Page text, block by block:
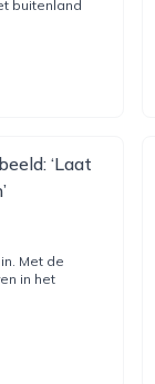
buitenland
‘Laat
Met de
in het